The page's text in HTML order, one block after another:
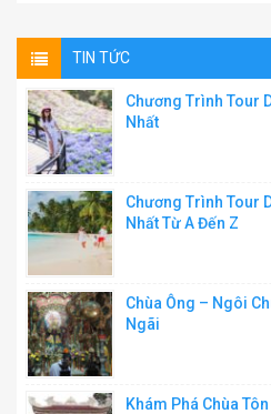
TIN TỨC
Chương Trình Tour
Nhất
Chương Trình Tour
Nhất Từ A Đến Z
Chùa Ông – Ngôi
Ngãi
Khám Phá Chùa